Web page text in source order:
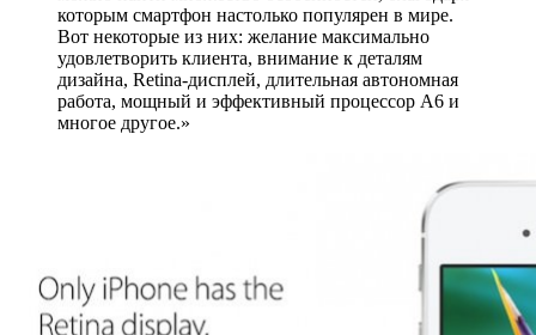
которым смартфон настолько популярен в мире.
Вот некоторые из них: желание максимально
удовлетворить клиента, внимание к деталям
дизайна, Retina-дисплей, длительная автономная
работа, мощный и эффективный процессор A6 и
многое другое.»